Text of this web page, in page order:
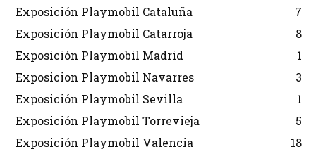
Exposición Playmobil Cataluña
7
Exposición Playmobil Catarroja
8
Exposición Playmobil Madrid
1
Exposicion Playmobil Navarres
3
Exposición Playmobil Sevilla
1
Exposición Playmobil Torrevieja
5
Exposición Playmobil Valencia
18